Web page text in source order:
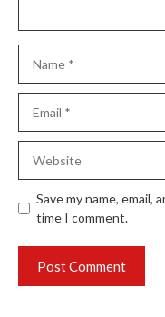
Save my name,
time I comment.